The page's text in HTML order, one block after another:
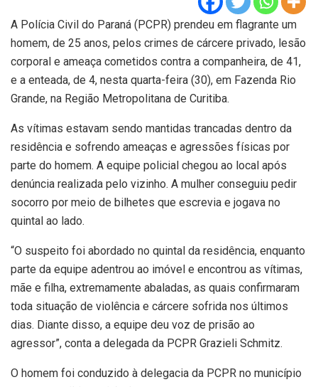
A Polícia Civil do Paraná (PCPR) prendeu em flagrante um
homem, de 25 anos, pelos crimes de cárcere privado, lesão
corporal e ameaça cometidos contra a companheira, de 41,
e a enteada, de 4, nesta quarta-feira (30), em Fazenda Rio
Grande, na Região Metropolitana de Curitiba.
As vítimas estavam sendo mantidas trancadas dentro da
residência e sofrendo ameaças e agressões físicas por
parte do homem. A equipe policial chegou ao local após
denúncia realizada pelo vizinho. A mulher conseguiu pedir
socorro por meio de bilhetes que escrevia e jogava no
quintal ao lado.
“O suspeito foi abordado no quintal da residência, enquanto
parte da equipe adentrou ao imóvel e encontrou as vítimas,
mãe e filha, extremamente abaladas, as quais confirmaram
toda situação de violência e cárcere sofrida nos últimos
dias. Diante disso, a equipe deu voz de prisão ao
agressor”, conta a delegada da PCPR Grazieli Schmitz.
O homem foi conduzido à delegacia da PCPR no município